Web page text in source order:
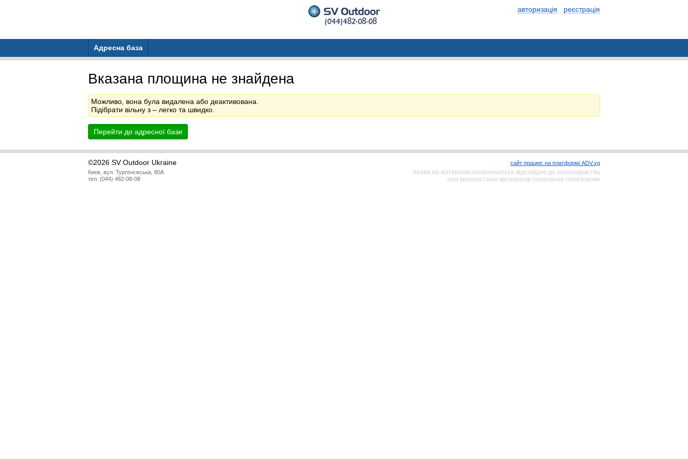
авторизація реєстрація
Адресна база
Вказана площина не знайдена
Можливо, вона була видалена або деактивована.
Підібрати вільну з – легко та швидко.
Перейти до адресної бази
©2026 SV Outdoor Ukraine
Киев, вул. Тургенєвська, 80А
тел. (044) 482-08-08
сайт працює на платформі ADV.vg
права на матеріали охороняються відповідно до законодавства
при використанні матеріалів посилання обов'язкове